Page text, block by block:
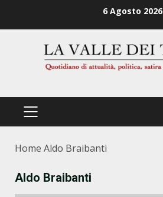
6 Agosto 2026
PRIMÄRES
Home Aldo Braibanti
Aldo Braibanti